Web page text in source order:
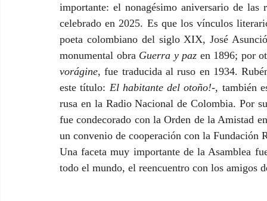
importante: el nonagésimo aniversario de las
celebrado en 2025. Es que los vínculos
poeta colombiano del siglo XIX, José
monumental obra Guerra y paz en 1896; por
vorágine, fue traducida al ruso en 1934.
este título: El habitante del otoño!-, también
rusa en la Radio Nacional de Colombia. Por
fue condecorado con la Orden de la Amistad
un convenio de cooperación con la Fundación
Una faceta muy importante de la Asamblea
todo el mundo, el reencuentro con los amigos